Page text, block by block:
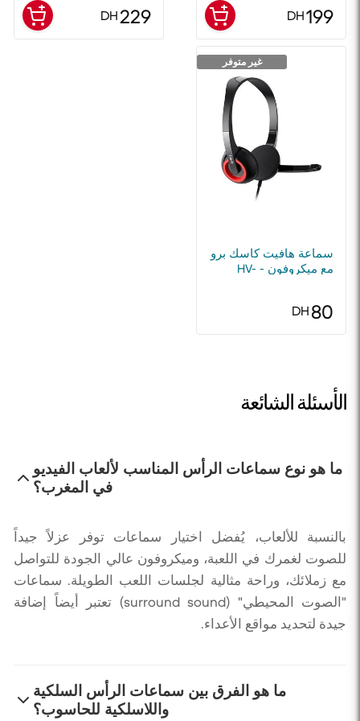
199
DH
الشخصي، بلايستيشن 4 و
229
DH
غير متوفر
سماعة هافيت كاسك برو
مع ميكروفون - HV-
80
DH
الأسئلة الشائعة
ما هو نوع سماعات الرأس المناسب لألعاب الفيديو
في المغرب؟
بالنسبة للألعاب، يُفضل اختيار سماعات توفر عزلاً جيداً
للصوت لغمرك في اللعبة، وميكروفون عالي الجودة للتواصل
مع زملائك، وراحة مثالية لجلسات اللعب الطويلة. سماعات
"الصوت المحيطي" (surround sound) تعتبر أيضاً إضافة
جيدة لتحديد مواقع الأعداء.
ما هو الفرق بين سماعات الرأس السلكية
واللاسلكية للحاسوب؟